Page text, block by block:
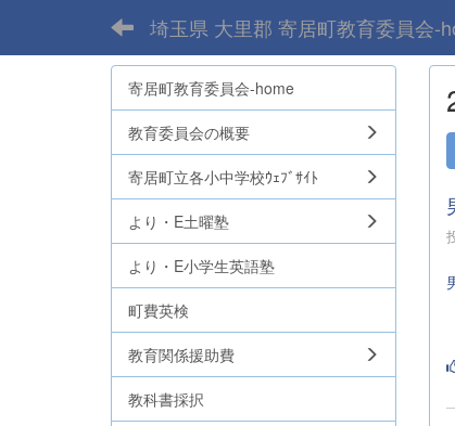
埼玉県 大里郡 寄居町教育委員会-
寄居町教育委員会-home
教育委員会の概要
寄居町立各小中学校ｳｪﾌﾞｻｲﾄ
より・E土曜塾
より・E小学生英語塾
町費英検
教育関係援助費
教科書採択